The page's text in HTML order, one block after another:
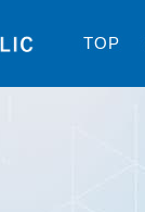
TOP